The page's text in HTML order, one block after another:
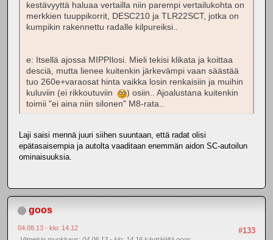
kestävyyttä haluaa vertailla niin parempi vertailukohta on
merkkien tuuppikorrit, DESC210 ja TLR22SCT, jotka on
kumpikin rakennettu radalle kilpureiksi..
e: Itsellä ajossa MIPPIlosi. Mieli tekisi klikata ja koittaa
desciä, mutta lienee kuitenkin järkevämpi vaan säästää
tuo 260e+varaosat hinta vaikka losin renkaisiin ja muihin
kuluviin (ei rikkoutuviin
) osiin.. Ajoalustana kuitenkin
toimii "ei aina niin silonen" M8-rata..
Laji saisi mennä juuri siihen suuntaan, että radat olisi
epätasaisempia ja autolta vaaditaan enemmän aidon SC-autoilun
ominaisuuksia.
goos
#133
04.08.13 - klo: 14.12